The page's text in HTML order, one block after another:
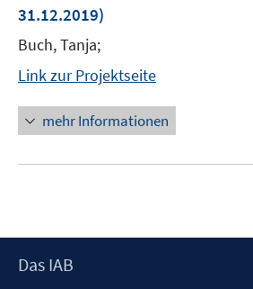
31.12.2019)
Buch, Tanja;
Link zur Projektseite
mehr Informationen
Footer
Das IAB